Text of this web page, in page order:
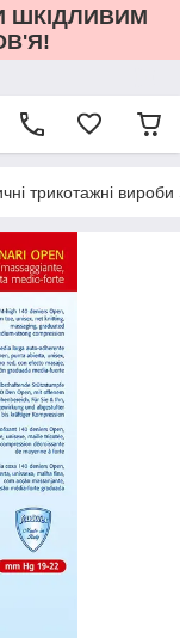
ШКІДЛИВИМ
трикотажні